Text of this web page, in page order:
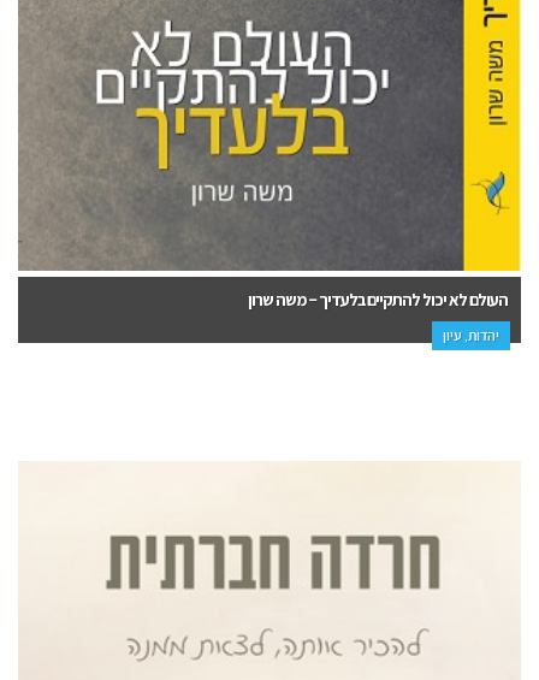
העולם לא יכול להתקיים בלעדיך – משה שרון
יהדות, עיון